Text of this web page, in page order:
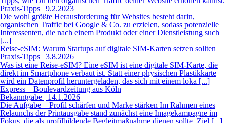
Praxis-Tipps | 9.2.2023
Die wohl größte Herausforderung für Websites besteht darin,
organischen Traffic bei Google & Co. zu erzielen, sodass potenzielle
Interessenten, die nach einem Produkt oder einer Dienstleistung such
[...]
Reise-eSIM: Warum Startups auf digitale SIM-Karten setzen sollten
Praxis-Tipps | 3.8.2026
Was ist eine Reise-eSIM? Eine eSIM ist eine digitale SIM-Karte, die
direkt im Smartphone verbaut ist. Statt einer physischen Plastikkarte
wird ein Datenprofil heruntergeladen, das sich mit einem loka [...]
Express – Boulevardzeitung aus Köln
Bekanntgabe | 14.1.2026
Die Aufgabe – Profil schärfen und Marke stärken Im Rahmen eines
Relaunchs der Printausgabe stand zunächst eine Imagekampagne im
Fokus, die als profilbildende Begleitmaßnahme dienen sollte. Ziel [...]